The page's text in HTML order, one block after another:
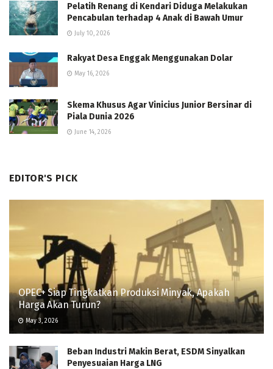
Pelatih Renang di Kendari Diduga Melakukan
Pencabulan terhadap 4 Anak di Bawah Umur
July 10, 2026
Rakyat Desa Enggak Menggunakan Dolar
May 16, 2026
Skema Khusus Agar Vinicius Junior Bersinar di
Piala Dunia 2026
June 14, 2026
EDITOR'S PICK
OPEC+ Siap Tingkatkan Produksi Minyak, Apakah
Harga Akan Turun?
May 3, 2026
Beban Industri Makin Berat, ESDM Sinyalkan
Penyesuaian Harga LNG